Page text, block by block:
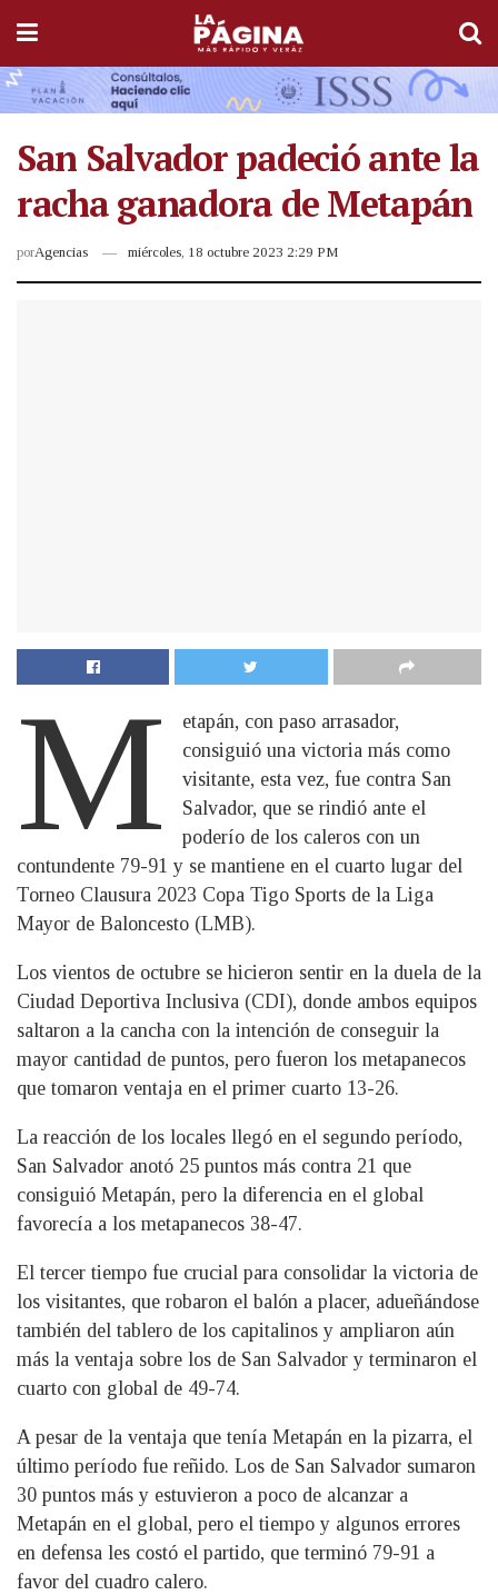
San Salvador padeció ante la
racha ganadora de Metapán
porAgencias miércoles, 18 octubre 2023 2:29 PM
M
etapán, con paso arrasador,
consiguió una victoria más como
visitante, esta vez, fue contra San
Salvador, que se rindió ante el
poderío de los caleros con un
contundente 79-91 y se mantiene en el cuarto lugar del
Torneo Clausura 2023 Copa Tigo Sports de la Liga
Mayor de Baloncesto (LMB).
Los vientos de octubre se hicieron sentir en la duela de la
Ciudad Deportiva Inclusiva (CDI), donde ambos equipos
saltaron a la cancha con la intención de conseguir la
mayor cantidad de puntos, pero fueron los metapanecos
que tomaron ventaja en el primer cuarto 13-26.
La reacción de los locales llegó en el segundo período,
San Salvador anotó 25 puntos más contra 21 que
consiguió Metapán, pero la diferencia en el global
favorecía a los metapanecos 38-47.
El tercer tiempo fue crucial para consolidar la victoria de
los visitantes, que robaron el balón a placer, adueñándose
también del tablero de los capitalinos y ampliaron aún
más la ventaja sobre los de San Salvador y terminaron el
cuarto con global de 49-74.
A pesar de la ventaja que tenía Metapán en la pizarra, el
último período fue reñido. Los de San Salvador sumaron
30 puntos más y estuvieron a poco de alcanzar a
Metapán en el global, pero el tiempo y algunos errores
en defensa les costó el partido, que terminó 79-91 a
favor del cuadro calero.